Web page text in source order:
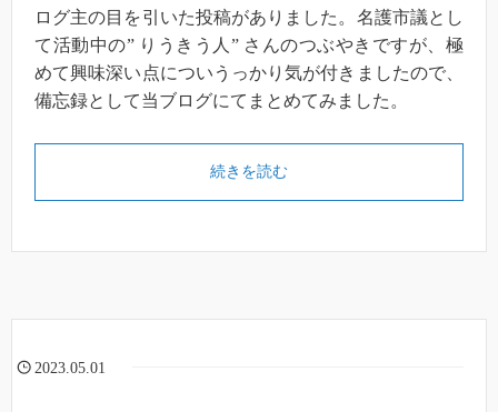
ログ主の目を引いた投稿がありました。名護市議とし
て活動中の” りうきう人” さんのつぶやきですが、極
めて興味深い点についうっかり気が付きましたので、
備忘録として当ブログにてまとめてみました。
続きを読む
2023.05.01